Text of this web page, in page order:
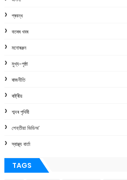
প্ৰবন্ধ
বতৰৰ খবৰ
মনোৰঞ্জন
মুখ্য-পৃষ্ঠা
ৰাজনীতি
ৰাষ্ট্ৰীয়
শব্দৰ পৃথিবী
শেহতীয়া ভিডিঅ’
স্বাস্থ্য বাৰ্তা
TAGS